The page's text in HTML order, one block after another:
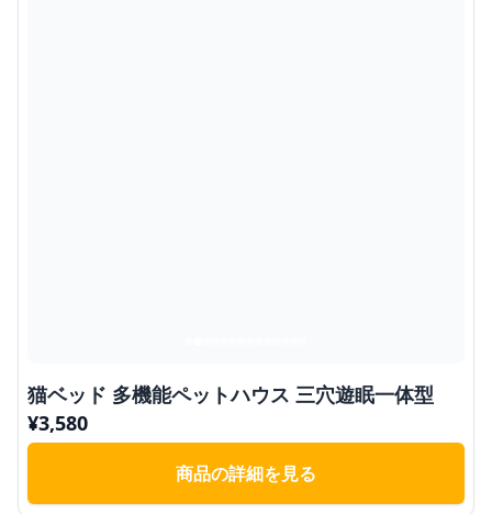
猫ベッド 多機能ペットハウス 三穴遊眠一体型
¥3,580
商品の詳細を見る